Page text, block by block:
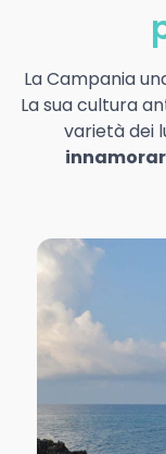
La Campania
La sua cultura
varietà dei